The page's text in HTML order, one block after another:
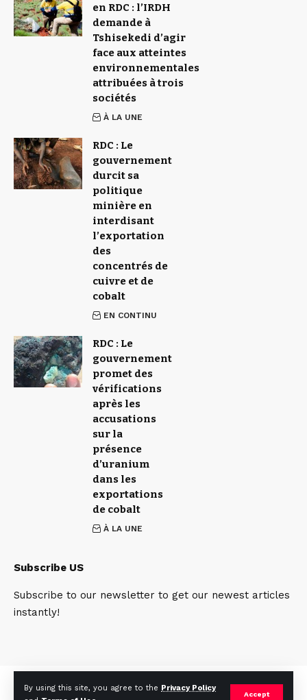
By using this site, you agree to the Privacy Policy
Accept
en RDC : l’IRDH
demande à
Tshisekedi d’agir
face aux atteintes
environnementales
attribuées à trois
sociétés
À LA UNE
RDC : Le
gouvernement
durcit sa
politique
minière en
interdisant
l’exportation
des
concentrés de
cuivre et de
cobalt
EN CONTINU
RDC : Le
gouvernement
promet des
vérifications
après les
accusations
sur la
présence
d’uranium
dans les
exportations
de cobalt
À LA UNE
Subscribe US
Subscribe to our newsletter to get our newest articles
instantly!
Qui sommes nous Contact Team